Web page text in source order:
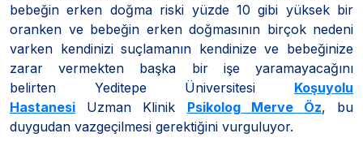
bebeğin erken doğma riski yüzde 10 gibi yüksek bir
oranken ve bebeğin erken doğmasının birçok nedeni
varken kendinizi suçlamanın kendinize ve bebeğinize
zarar vermekten başka bir işe yaramayacağını
belirten Yeditepe Üniversitesi Koşuyolu
Hastanesi Uzman Klinik Psikolog Merve Öz, bu
duygudan vazgeçilmesi gerektiğini vurguluyor.